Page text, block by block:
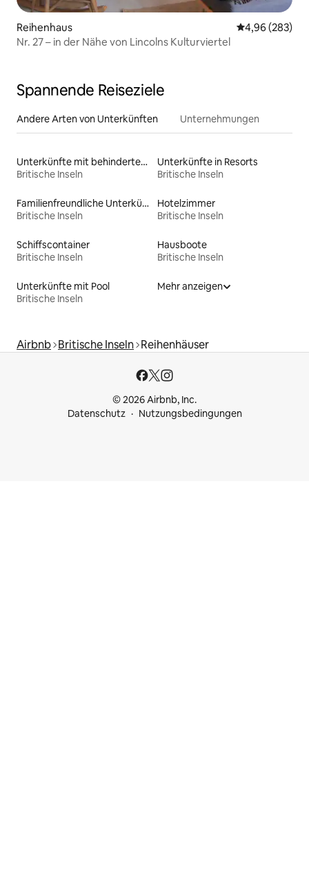
Reihenhaus
4,96 (283)
Nr. 27 – in der Nähe von Lincolns Kulturviertel
Spannende Reiseziele
Andere Arten von Unterkünften Unternehmungen
Unterkünfte mit behindertengerechtem Bett
Britische Inseln
Unterkünfte in Resorts
Britische Inseln
Familienfreundliche Unterkünfte
Britische Inseln
Hotelzimmer
Britische Inseln
Schiffscontainer
Britische Inseln
Hausboote
Britische Inseln
Unterkünfte mit Pool
Britische Inseln
Mehr anzeigen
Airbnb Britische Inseln Reihenhäuser
© 2026 Airbnb, Inc.
Datenschutz
Nutzungsbedingungen